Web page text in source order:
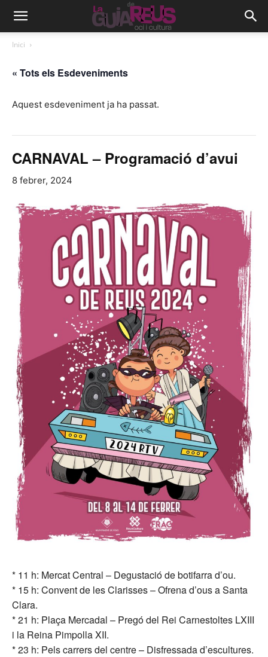
Inici
« Tots els Esdeveniments
Aquest esdeveniment ja ha passat.
CARNAVAL – Programació d’avui
8 febrer, 2024
* 11 h: Mercat Central – Degustació de botifarra d’ou.
* 15 h: Convent de les Clarisses – Ofrena d’ous a Santa
Clara.
* 21 h: Plaça Mercadal – Pregó del Rei Carnestoltes LXIII
i la Reina Pimpolla XII.
* 23 h: Pels carrers del centre – Disfressada d’escultures.